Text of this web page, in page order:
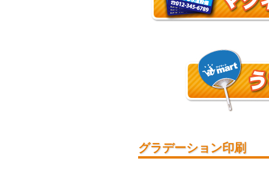
グラデーション印刷